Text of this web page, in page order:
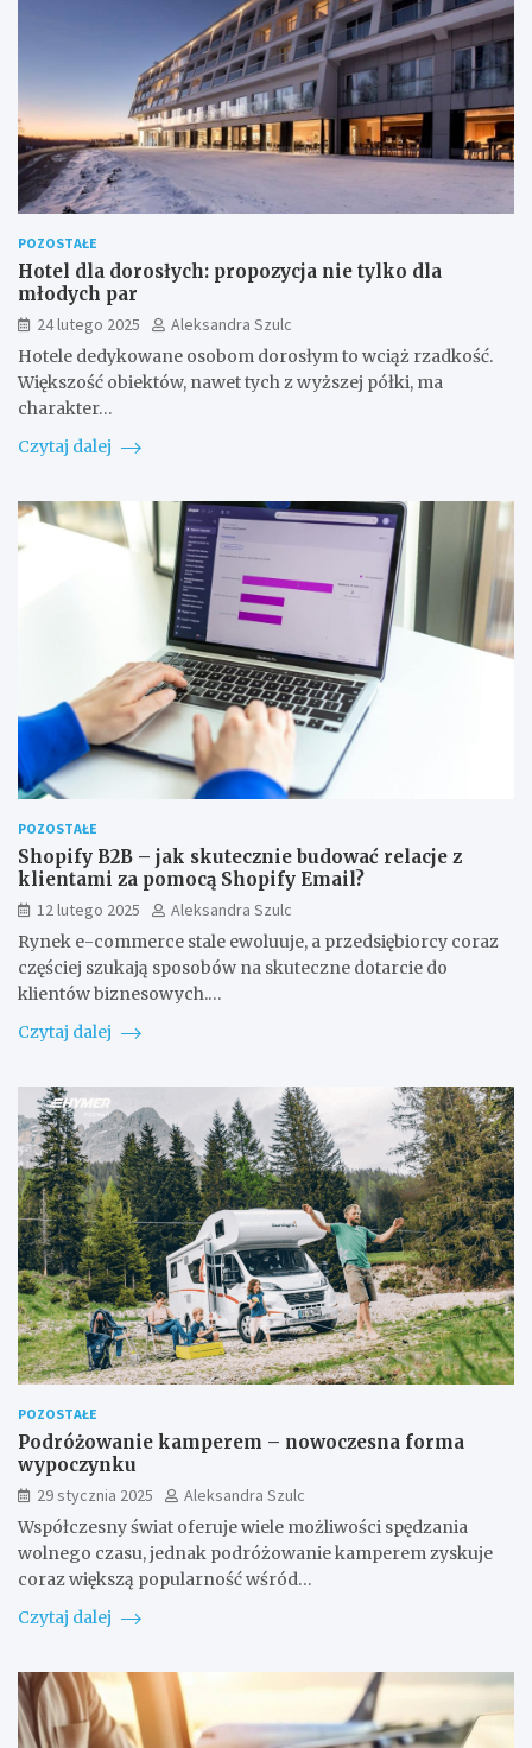
POZOSTAŁE
Hotel dla dorosłych: propozycja nie tylko dla
młodych par
24 lutego 2025
Aleksandra Szulc
Hotele dedykowane osobom dorosłym to wciąż rzadkość.
Większość obiektów, nawet tych z wyższej półki, ma
charakter…
Czytaj dalej
POZOSTAŁE
Shopify B2B – jak skutecznie budować relacje z
klientami za pomocą Shopify Email?
12 lutego 2025
Aleksandra Szulc
Rynek e-commerce stale ewoluuje, a przedsiębiorcy coraz
częściej szukają sposobów na skuteczne dotarcie do
klientów biznesowych.…
Czytaj dalej
POZOSTAŁE
Podróżowanie kamperem – nowoczesna forma
wypoczynku
29 stycznia 2025
Aleksandra Szulc
Współczesny świat oferuje wiele możliwości spędzania
wolnego czasu, jednak podróżowanie kamperem zyskuje
coraz większą popularność wśród…
Czytaj dalej